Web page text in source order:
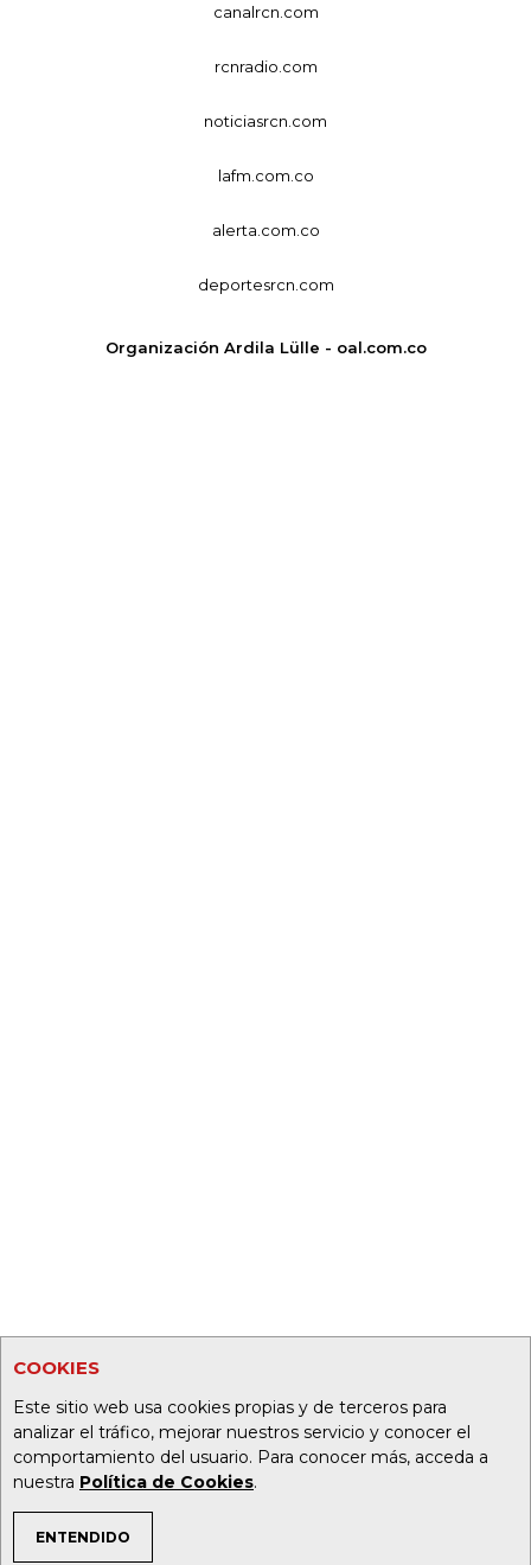
COOKIES
Este sitio web usa cookies propias y de terceros para
analizar el tráfico, mejorar nuestros servicio y conocer el
comportamiento del usuario. Para conocer más, acceda a
nuestra Política de Cookies.
ENTENDIDO
TEMAS DE INTERÉS
canalrcn.com
rcnradio.com
noticiasrcn.com
lafm.com.co
alerta.com.co
deportesrcn.com
Organización Ardila Lülle - oal.com.co